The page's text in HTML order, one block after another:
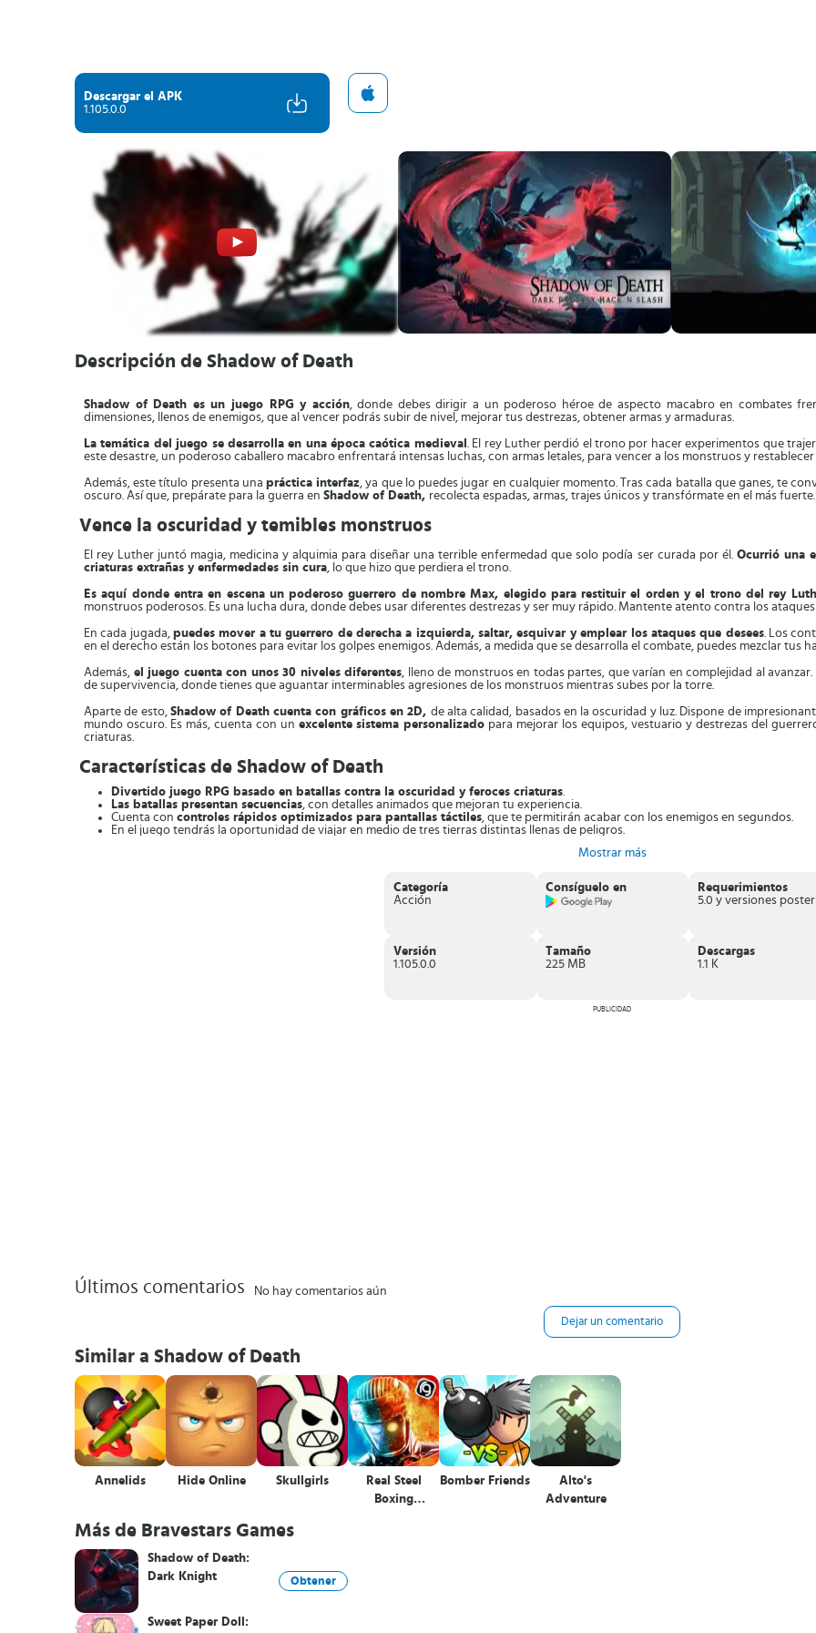
Descargar el APK
1.105.0.0
Descripción de Shadow of Death
Shadow of Death es un juego RPG y acción, donde debes dirigir a un poderoso héroe de aspecto macabro en combates
dimensiones, llenos de enemigos, que al vencer podrás subir de nivel, mejorar tus destrezas, obtener armas y armaduras.
La temática del juego se desarrolla en una época caótica medieval . El rey Luther perdió el trono por hacer experimentos que
este desastre, un poderoso caballero macabro enfrentará intensas luchas, con armas letales, para vencer a los monstruos y restablecer
Además, este título presenta unapráctica interfaz, ya que lo puedes jugar en cualquier momento. Tras cada batalla que ganes, te
oscuro. Así que, prepárate para la guerra en Shadow of Death, recolecta espadas, armas, trajes únicos y transfórmate en el más fuerte.
Vence la oscuridad y temibles monstruos
El rey Luther juntó magia, medicina y alquimia para diseñar una terrible enfermedad que solo podía ser curada por él. Ocurrió una
criaturas extrañas y enfermedades sin cura, lo que hizo que perdiera el trono.
Es aquí donde entra en escena un poderoso guerrero de nombre Max, elegido para restituir el orden y el trono del rey
monstruos poderosos. Es una lucha dura, donde debes usar diferentes destrezas y ser muy rápido. Mantente atento contra los
En cada jugada,puedes mover a tu guerrero de derecha a izquierda, saltar, esquivar y emplear los ataques que desees. Los
en el derecho están los botones para evitar los golpes enemigos. Además, a medida que se desarrolla el combate, puedes mezclar tus
Además, el juego cuenta con unos 30 niveles diferentes, lleno de monstruos en todas partes, que varían en complejidad al avanzar.
de supervivencia, donde tienes que aguantar interminables agresiones de los monstruos mientras subes por la torre.
Aparte de esto, Shadow of Death cuenta con gráficos en 2D, de alta calidad, basados en la oscuridad y luz. Dispone de
mundo oscuro. Es más, cuenta con un excelente sistema personalizado para mejorar los equipos, vestuario y destrezas del
criaturas.
Características de Shadow of Death
Divertido juego RPG basado en batallas contra la oscuridad y feroces criaturas.
Las batallas presentan secuencias, con detalles animados que mejoran tu experiencia.
Cuenta con controles rápidos optimizados para pantallas táctiles, que te permitirán acabar con los enemigos en segundos.
En el juego tendrás la oportunidad de viajar en medio de tres tierras distintas llenas de peligros.
con espadas, poderes mágicos y armaduras épicas.
es un impresionante juego de acción donde serás un poderoso caballero que debe vencer a la
Mostrar más
Categoría
Acción
Consíguelo en
Requerimientos
Versión
1.105.0.0
Tamaño
225 MB
Descargas
1.1 K
PUBLICIDAD
Últimos comentarios No hay comentarios aún
Dejar un comentario
Similar a Shadow of Death
Annelids Hide Online Skullgirls
Real Steel
Boxing
Bomber Friends
Alto's
Adventure
Más de Bravestars Games
Shadow of Death:
Dark Knight
Obtener
Sweet Paper Doll: